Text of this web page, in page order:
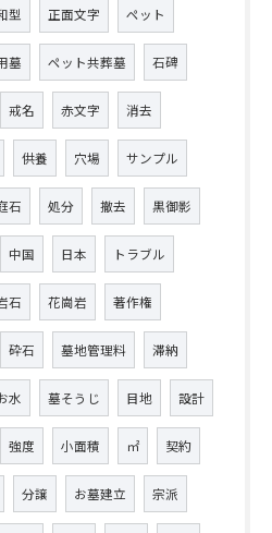
型 正面文字 ペット
墓 ペット共葬墓 石碑
戒名 赤文字 消去
供養 穴場 サンプル
石 処分 撤去 黒御影
中国 日本 トラブル
石 花崗岩 著作権
砕石 墓地管理料 滞納
水 墓そうじ 目地 設計
強度 小面積 ㎡ 契約
分譲 お墓建立 宗派